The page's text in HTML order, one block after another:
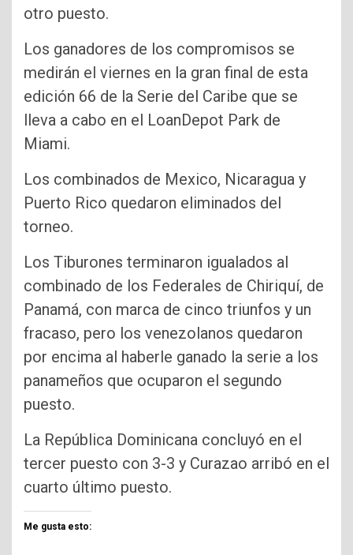
otro puesto.
Los ganadores de los compromisos se
medirán el viernes en la gran final de esta
edición 66 de la Serie del Caribe que se
lleva a cabo en el LoanDepot Park de
Miami.
Los combinados de Mexico, Nicaragua y
Puerto Rico quedaron eliminados del
torneo.
Los Tiburones terminaron igualados al
combinado de los Federales de Chiriquí, de
Panamá, con marca de cinco triunfos y un
fracaso, pero los venezolanos quedaron
por encima al haberle ganado la serie a los
panameños que ocuparon el segundo
puesto.
La República Dominicana concluyó en el
tercer puesto con 3-3 y Curazao arribó en el
cuarto último puesto.
Me gusta esto: